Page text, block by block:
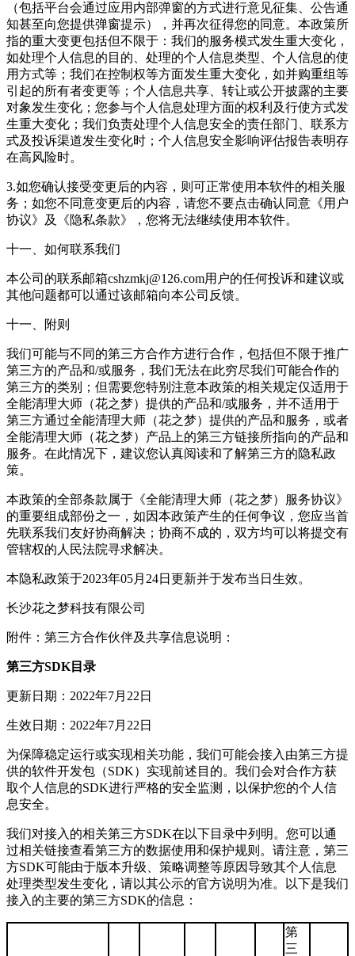
（包括平台会通过应用内部弹窗的方式进行意见征集、公告通
知甚至向您提供弹窗提示），并再次征得您的同意。本政策所
指的重大变更包括但不限于：我们的服务模式发生重大变化，
如处理个人信息的目的、处理的个人信息类型、个人信息的使
用方式等；我们在控制权等方面发生重大变化，如并购重组等
引起的所有者变更等；个人信息共享、转让或公开披露的主要
对象发生变化；您参与个人信息处理方面的权利及行使方式发
生重大变化；我们负责处理个人信息安全的责任部门、联系方
式及投诉渠道发生变化时；个人信息安全影响评估报告表明存
在高风险时。
3.如您确认接受变更后的内容，则可正常使用本软件的相关服
务；如您不同意变更后的内容，请您不要点击确认同意《用户
协议》及《隐私条款》，您将无法继续使用本软件。
十一、如何联系我们
本公司的联系邮箱cshzmkj@126.com用户的任何投诉和建议或
其他问题都可以通过该邮箱向本公司反馈。
十一、附则
我们可能与不同的第三方合作方进行合作，包括但不限于推广
第三方的产品和/或服务，我们无法在此穷尽我们可能合作的
第三方的类别；但需要您特别注意本政策的相关规定仅适用于
全能清理大师（花之梦）提供的产品和/或服务，并不适用于
第三方通过全能清理大师（花之梦）提供的产品和服务，或者
全能清理大师（花之梦）产品上的第三方链接所指向的产品和
服务。在此情况下，建议您认真阅读和了解第三方的隐私政
策。
本政策的全部条款属于《全能清理大师（花之梦）服务协议》
的重要组成部份之一，如因本政策产生的任何争议，您应当首
先联系我们友好协商解决；协商不成的，双方均可以将提交有
管辖权的人民法院寻求解决。
本隐私政策于2023年05月24日更新并于发布当日生效。
长沙花之梦科技有限公司
附件：第三方合作伙伴及共享信息说明：
第三方SDK目录
更新日期：2022年7月22日
生效日期：2022年7月22日
为保障稳定运行或实现相关功能，我们可能会接入由第三方提
供的软件开发包（SDK）实现前述目的。我们会对合作方获
取个人信息的SDK进行严格的安全监测，以保护您的个人信
息安全。
我们对接入的相关第三方SDK在以下目录中列明。您可以通
过相关链接查看第三方的数据使用和保护规则。请注意，第三
方SDK可能由于版本升级、策略调整等原因导致其个人信息
处理类型发生变化，请以其公示的官方说明为准。以下是我们
接入的主要的第三方SDK的信息：
第
三